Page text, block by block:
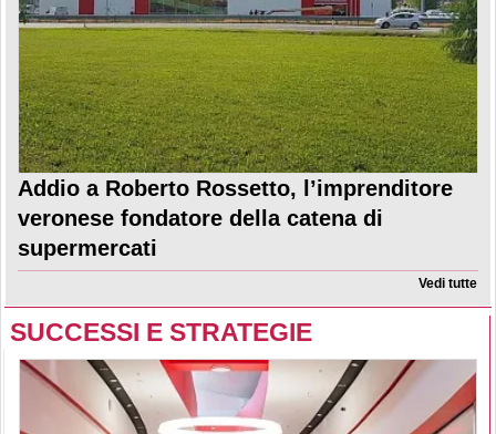
Addio a Roberto Rossetto, l’imprenditore
veronese fondatore della catena di
supermercati
Vedi tutte
SUCCESSI E STRATEGIE